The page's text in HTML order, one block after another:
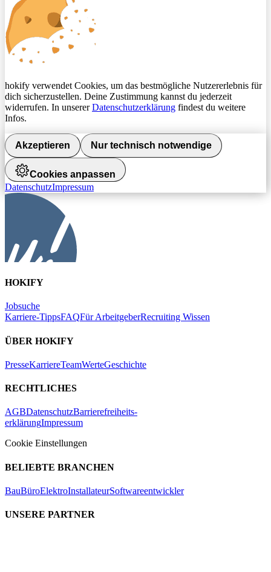
hokify verwendet Cookies, um das bestmögliche Nutzererlebnis für
dich sicherzustellen. Deine Zustimmung kannst du jederzeit
widerrufen. In unsererDatenschutzerklärung findest du weitere
Infos.
Akzeptieren Nur technisch notwendige
Cookies anpassen
DatenschutzImpressum
HOKIFY
Jobsuche
Karriere-TippsFAQFür ArbeitgeberRecruiting Wissen
ÜBER HOKIFY
PresseKarriereTeamWerteGeschichte
RECHTLICHES
AGBDatenschutzBarrierefreiheits-
erklärungImpressum
Cookie Einstellungen
BELIEBTE BRANCHEN
BauBüroElektroInstallateurSoftwareentwickler
UNSERE PARTNER